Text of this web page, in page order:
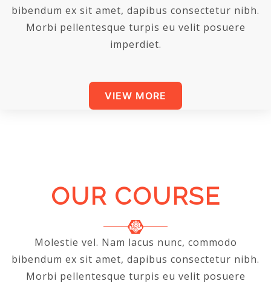
bibendum ex sit amet, dapibus consectetur nibh.
Morbi pellentesque turpis eu velit posuere
imperdiet.
VIEW MORE
OUR COURSE
Molestie vel. Nam lacus nunc, commodo
bibendum ex sit amet, dapibus consectetur nibh.
Morbi pellentesque turpis eu velit posuere